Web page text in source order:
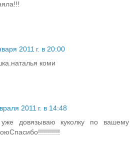
2011 г. в 20:00
коми
2011 г. в 14:48
довязываю куколку по вашему